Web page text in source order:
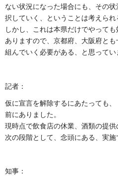
ない状況になった場合にも、その
択していく、ということは考えられ
しかし、これは本県だけでやって
ありますので、京都府、大阪府と
組んでいく必要がある、と思ってい
記者：
仮に宣言を解除するにあたっても
前にありました。
現時点で飲食店の休業、酒類の提供
次の段階として、念頭にある、実施
知事：